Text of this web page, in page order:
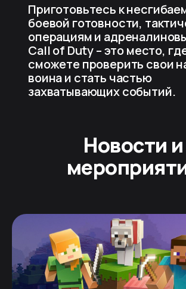
Приготовьтесь к
боевой готовности,
операциям и
Call of Duty – это место,
сможете проверить свои
воина и стать частью
захватывающих событий.
Новости и